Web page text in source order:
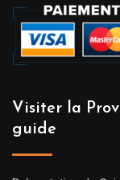
Visiter la
guide